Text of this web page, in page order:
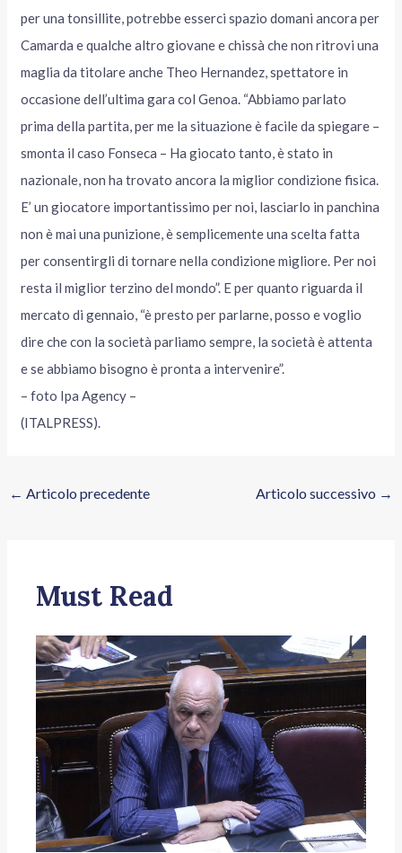
per una tonsillite, potrebbe esserci spazio domani ancora per
Camarda e qualche altro giovane e chissà che non ritrovi una
maglia da titolare anche Theo Hernandez, spettatore in
occasione dell’ultima gara col Genoa. “Abbiamo parlato
prima della partita, per me la situazione è facile da spiegare –
smonta il caso Fonseca – Ha giocato tanto, è stato in
nazionale, non ha trovato ancora la miglior condizione fisica.
E’ un giocatore importantissimo per noi, lasciarlo in panchina
non è mai una punizione, è semplicemente una scelta fatta
per consentirgli di tornare nella condizione migliore. Per noi
resta il miglior terzino del mondo”. E per quanto riguarda il
mercato di gennaio, “è presto per parlarne, posso e voglio
dire che con la società parliamo sempre, la società è attenta
e se abbiamo bisogno è pronta a intervenire”.
– foto Ipa Agency –
(ITALPRESS).
← Articolo precedente Articolo successivo →
Must Read